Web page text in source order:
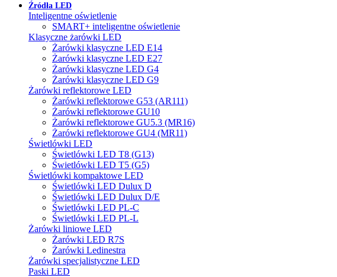
Źródła LED
Inteligentne oświetlenie
SMART+ inteligentne oświetlenie
Klasyczne żarówki LED
Żarówki klasyczne LED E14
Żarówki klasyczne LED E27
Żarówki klasyczne LED G4
Żarówki klasyczne LED G9
Żarówki reflektorowe LED
Żarówki reflektorowe G53 (AR111)
Żarówki reflektorowe GU10
Żarówki reflektorowe GU5.3 (MR16)
Żarówki reflektorowe GU4 (MR11)
Świetlówki LED
Świetlówki LED T8 (G13)
Świetlówki LED T5 (G5)
Świetlówki kompaktowe LED
Świetlówki LED Dulux D
Świetlówki LED Dulux D/E
Świetlówki LED PL-C
Świetlówki LED PL-L
Żarówki liniowe LED
Żarówki LED R7S
Żarówki Ledinestra
Żarówki specjalistyczne LED
Paski LED